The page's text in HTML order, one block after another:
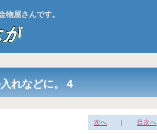
屋さんです。
れなどに。４
次へ ｜ 目次へ